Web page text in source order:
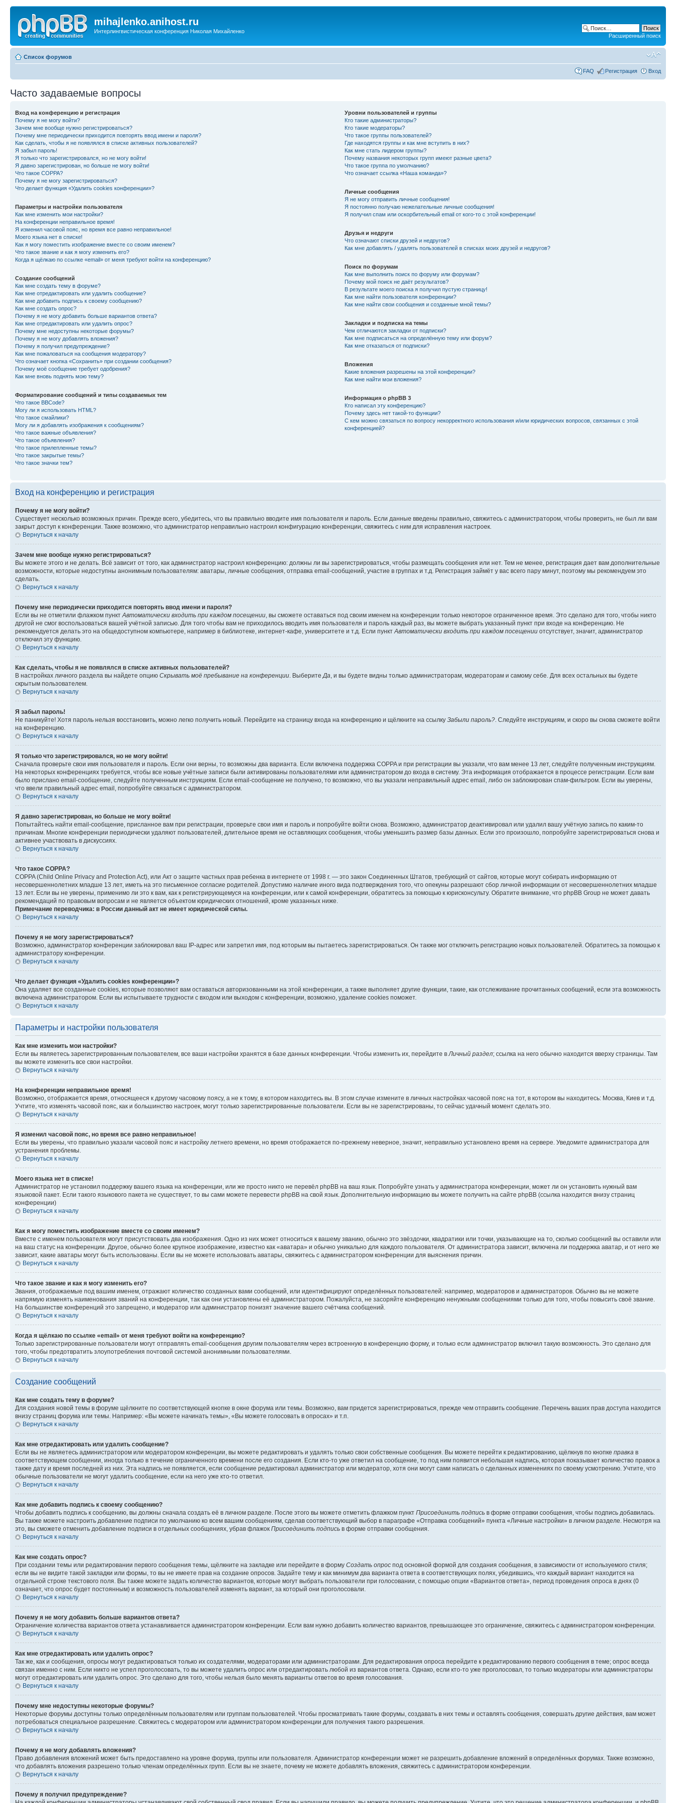
mihajlenko.anihost.ru
Интерлингвистическая конференция Николая Михайленко
Расширенный поиск
Список форумов
FAQ Регистрация Вход
Часто задаваемые вопросы
Вход на конференцию и регистрация
Почему я не могу войти?
Зачем мне вообще нужно регистрироваться?
Почему мне периодически приходится повторять ввод имени и пароля?
Как сделать, чтобы я не появлялся в списке активных пользователей?
Я забыл пароль!
Я только что зарегистрировался, но не могу войти!
Я давно зарегистрирован, но больше не могу войти!
Что такое COPPA?
Почему я не могу зарегистрироваться?
Что делает функция «Удалить cookies конференции»?
Параметры и настройки пользователя
Как мне изменить мои настройки?
На конференции неправильное время!
Я изменил часовой пояс, но время все равно неправильное!
Моего языка нет в списке!
Как я могу поместить изображение вместе со своим именем?
Что такое звание и как я могу изменить его?
Когда я щёлкаю по ссылке «email» от меня требуют войти на конференцию?
Создание сообщений
Как мне создать тему в форуме?
Как мне отредактировать или удалить сообщение?
Как мне добавить подпись к своему сообщению?
Как мне создать опрос?
Почему я не могу добавить больше вариантов ответа?
Как мне отредактировать или удалить опрос?
Почему мне недоступны некоторые форумы?
Почему я не могу добавлять вложения?
Почему я получил предупреждение?
Как мне пожаловаться на сообщения модератору?
Что означает кнопка «Сохранить» при создании сообщения?
Почему моё сообщение требует одобрения?
Как мне вновь поднять мою тему?
Форматирование сообщений и типы создаваемых тем
Что такое BBCode?
Могу ли я использовать HTML?
Что такое смайлики?
Могу ли я добавлять изображения к сообщениям?
Что такое важные объявления?
Что такое объявления?
Что такое прилепленные темы?
Что такое закрытые темы?
Что такое значки тем?
Уровни пользователей и группы
Кто такие администраторы?
Кто такие модераторы?
Что такое группы пользователей?
Где находятся группы и как мне вступить в них?
Как мне стать лидером группы?
Почему названия некоторых групп имеют разные цвета?
Что такое группа по умолчанию?
Что означает ссылка «Наша команда»?
Личные сообщения
Я не могу отправить личные сообщения!
Я постоянно получаю нежелательные личные сообщения!
Я получил спам или оскорбительный email от кого-то с этой конференции!
Друзья и недруги
Что означают списки друзей и недругов?
Как мне добавлять / удалять пользователей в списках моих друзей и недругов?
Поиск по форумам
Как мне выполнить поиск по форуму или форумам?
Почему мой поиск не даёт результатов?
В результате моего поиска я получил пустую страницу!
Как мне найти пользователя конференции?
Как мне найти свои сообщения и созданные мной темы?
Закладки и подписка на темы
Чем отличаются закладки от подписки?
Как мне подписаться на определённую тему или форум?
Как мне отказаться от подписки?
Вложения
Какие вложения разрешены на этой конференции?
Как мне найти мои вложения?
Информация о phpBB 3
Кто написал эту конференцию?
Почему здесь нет такой-то функции?
С кем можно связаться по вопросу некорректного использования и/или юридических вопросов, связанных с этой
конференцией?
Вход на конференцию и регистрация
Почему я не могу войти?
Существует несколько возможных причин. Прежде всего, убедитесь, что вы правильно вводите имя пользователя и пароль. Если данные введены правильно, свяжитесь с администратором, чтобы проверить, не был ли вам
закрыт доступ к конференции. Также возможно, что администратор неправильно настроил конфигурацию конференции, свяжитесь с ним для исправления настроек.
Вернуться к началу
Зачем мне вообще нужно регистрироваться?
Вы можете этого и не делать. Всё зависит от того, как администратор настроил конференцию: должны ли вы зарегистрироваться, чтобы размещать сообщения или нет. Тем не менее, регистрация дает вам дополнительные
возможности, которые недоступны анонимным пользователям: аватары, личные сообщения, отправка email-сообщений, участие в группах и т.д. Регистрация займёт у вас всего пару минут, поэтому мы рекомендуем это
сделать.
Вернуться к началу
Почему мне периодически приходится повторять ввод имени и пароля?
Если вы не отметили флажком пункт Автоматически входить при каждом посещении , вы сможете оставаться под своим именем на конференции только некоторое ограниченное время. Это сделано для того, чтобы никто
другой не смог воспользоваться вашей учётной записью. Для того чтобы вам не приходилось вводить имя пользователя и пароль каждый раз, вы можете выбрать указанный пункт при входе на конференцию. Не
рекомендуется делать это на общедоступном компьютере, например в библиотеке, интернет-кафе, университете и т.д. Если пункт Автоматически входить при каждом посещении отсутствует, значит, администратор
отключил эту функцию.
Вернуться к началу
Как сделать, чтобы я не появлялся в списке активных пользователей?
В настройках личного раздела вы найдете опцию Скрывать моё пребывание на конференции . Выберите Да , и вы будете видны только администраторам, модераторам и самому себе. Для всех остальных вы будете
скрытым пользователем.
Вернуться к началу
Я забыл пароль!
Не паникуйте! Хотя пароль нельзя восстановить, можно легко получить новый. Перейдите на страницу входа на конференцию и щёлкните на ссылку Забыли пароль? . Следуйте инструкциям, и скоро вы снова сможете войти
на конференцию.
Вернуться к началу
Я только что зарегистрировался, но не могу войти!
Сначала проверьте свои имя пользователя и пароль. Если они верны, то возможны два варианта. Если включена поддержка COPPA и при регистрации вы указали, что вам менее 13 лет, следуйте полученным инструкциям.
На некоторых конференциях требуется, чтобы все новые учётные записи были активированы пользователями или администратором до входа в систему. Эта информация отображается в процессе регистрации. Если вам
было прислано email-сообщение, следуйте полученным инструкциям. Если email-сообщение не получено, то возможно, что вы указали неправильный адрес email, либо он заблокирован спам-фильтром. Если вы уверены,
что ввели правильный адрес email, попробуйте связаться с администратором.
Вернуться к началу
Я давно зарегистрирован, но больше не могу войти!
Попытайтесь найти email-сообщение, присланное вам при регистрации, проверьте свои имя и пароль и попробуйте войти снова. Возможно, администратор деактивировал или удалил вашу учётную запись по каким-то
причинам. Многие конференции периодически удаляют пользователей, длительное время не оставляющих сообщения, чтобы уменьшить размер базы данных. Если это произошло, попробуйте зарегистрироваться снова и
активнее участвовать в дискуссиях.
Вернуться к началу
Что такое COPPA?
COPPA (Child Online Privacy and Protection Act), или Акт о защите частных прав ребенка в интернете от 1998 г. — это закон Соединенных Штатов, требующий от сайтов, которые могут собирать информацию от
несовершеннолетних младше 13 лет, иметь на это письменное согласие родителей. Допустимо наличие иного вида подтверждения того, что опекуны разрешают сбор личной информации от несовершеннолетних младше
13 лет. Если вы не уверены, применимо ли это к вам, как к регистрирующемуся на конференции, или к самой конференции, обратитесь за помощью к юрисконсульту. Обратите внимание, что phpBB Group не может давать
рекомендаций по правовым вопросам и не является объектом юридических отношений, кроме указанных ниже.
Примечание переводчика: в России данный акт не имеет юридической силы.
Вернуться к началу
Почему я не могу зарегистрироваться?
Возможно, администратор конференции заблокировал ваш IP-адрес или запретил имя, под которым вы пытаетесь зарегистрироваться. Он также мог отключить регистрацию новых пользователей. Обратитесь за помощью к
администратору конференции.
Вернуться к началу
Что делает функция «Удалить cookies конференции»?
Она удаляет все созданные cookies, которые позволяют вам оставаться авторизованными на этой конференции, а также выполняет другие функции, такие, как отслеживание прочитанных сообщений, если эта возможность
включена администратором. Если вы испытываете трудности с входом или выходом с конференции, возможно, удаление cookies поможет.
Вернуться к началу
Параметры и настройки пользователя
Как мне изменить мои настройки?
Если вы являетесь зарегистрированным пользователем, все ваши настройки хранятся в базе данных конференции. Чтобы изменить их, перейдите в Личный раздел; ссылка на него обычно находится вверху страницы. Там
вы можете изменить все свои настройки.
Вернуться к началу
На конференции неправильное время!
Возможно, отображается время, относящееся к другому часовому поясу, а не к тому, в котором находитесь вы. В этом случае измените в личных настройках часовой пояс на тот, в котором вы находитесь: Москва, Киев и т.д.
Учтите, что изменять часовой пояс, как и большинство настроек, могут только зарегистрированные пользователи. Если вы не зарегистрированы, то сейчас удачный момент сделать это.
Вернуться к началу
Я изменил часовой пояс, но время все равно неправильное!
Если вы уверены, что правильно указали часовой пояс и настройку летнего времени, но время отображается по-прежнему неверное, значит, неправильно установлено время на сервере. Уведомите администратора для
устранения проблемы.
Вернуться к началу
Моего языка нет в списке!
Администратор не установил поддержку вашего языка на конференции, или же просто никто не перевёл phpBB на ваш язык. Попробуйте узнать у администратора конференции, может ли он установить нужный вам
языковой пакет. Если такого языкового пакета не существует, то вы сами можете перевести phpBB на свой язык. Дополнительную информацию вы можете получить на сайте phpBB (ссылка находится внизу страниц
конференции)
Вернуться к началу
Как я могу поместить изображение вместе со своим именем?
Вместе с именем пользователя могут присутствовать два изображения. Одно из них может относиться к вашему званию, обычно это звёздочки, квадратики или точки, указывающие на то, сколько сообщений вы оставили или
на ваш статус на конференции. Другое, обычно более крупное изображение, известно как «аватара» и обычно уникально для каждого пользователя. От администратора зависит, включена ли поддержка аватар, и от него же
зависит, какие аватары могут быть использованы. Если вы не можете использовать аватары, свяжитесь с администратором конференции для выяснения причин.
Вернуться к началу
Что такое звание и как я могу изменить его?
Звания, отображаемые под вашим именем, отражают количество созданных вами сообщений, или идентифицируют определённых пользователей: например, модераторов и администраторов. Обычно вы не можете
напрямую изменять наименования званий на конференции, так как они установлены её администратором. Пожалуйста, не засоряйте конференцию ненужными сообщениями только для того, чтобы повысить своё звание.
На большинстве конференций это запрещено, и модератор или администратор понизят значение вашего счётчика сообщений.
Вернуться к началу
Когда я щёлкаю по ссылке «email» от меня требуют войти на конференцию?
Только зарегистрированные пользователи могут отправлять email-сообщения другим пользователям через встроенную в конференцию форму, и только если администратор включил такую возможность. Это сделано для
того, чтобы предотвратить злоупотребления почтовой системой анонимными пользователями.
Вернуться к началу
Создание сообщений
Как мне создать тему в форуме?
Для создания новой темы в форуме щёлкните по соответствующей кнопке в окне форума или темы. Возможно, вам придется зарегистрироваться, прежде чем отправить сообщение. Перечень ваших прав доступа находится
внизу страниц форума или темы. Например: «Вы можете начинать темы», «Вы можете голосовать в опросах» и т.п.
Вернуться к началу
Как мне отредактировать или удалить сообщение?
Если вы не являетесь администратором или модератором конференции, вы можете редактировать и удалять только свои собственные сообщения. Вы можете перейти к редактированию, щёлкнув по кнопке правка в
соответствующем сообщении, иногда только в течение ограниченного времени после его создания. Если кто-то уже ответил на сообщение, то под ним появится небольшая надпись, которая показывает количество правок а
также дату и время последней из них. Эта надпись не появляется, если сообщение редактировал администратор или модератор, хотя они могут сами написать о сделанных изменениях по своему усмотрению. Учтите, что
обычные пользователи не могут удалить сообщение, если на него уже кто-то ответил.
Вернуться к началу
Как мне добавить подпись к своему сообщению?
Чтобы добавить подпись к сообщению, вы должны сначала создать её в личном разделе. После этого вы можете отметить флажком пункт Присоединить подпись в форме отправки сообщения, чтобы подпись добавилась.
Вы также можете настроить добавление подписи по умолчанию ко всем вашим сообщениям, сделав соответствующий выбор в параграфе «Отправка сообщений» пункта «Личные настройки» в личном разделе. Несмотря на
это, вы сможете отменить добавление подписи в отдельных сообщениях, убрав флажок Присоединить подпись в форме отправки сообщения.
Вернуться к началу
Как мне создать опрос?
При создании темы или редактировании первого сообщения темы, щёлкните на закладке или перейдите в форму Создать опрос под основной формой для создания сообщения, в зависимости от используемого стиля;
если вы не видите такой закладки или формы, то вы не имеете прав на создание опросов. Задайте тему и как минимум два варианта ответа в соответствующих полях, убедившись, что каждый вариант находится на
отдельной строке текстового поля. Вы также можете задать количество вариантов, которые могут выбрать пользователи при голосовании, с помощью опции «Вариантов ответа», период проведения опроса в днях (0
означает, что опрос будет постоянным) и возможность пользователей изменять вариант, за который они проголосовали.
Вернуться к началу
Почему я не могу добавить больше вариантов ответа?
Ограничение количества вариантов ответа устанавливается администратором конференции. Если вам нужно добавить количество вариантов, превышающее это ограничение, свяжитесь с администратором конференции.
Вернуться к началу
Как мне отредактировать или удалить опрос?
Так же, как и сообщения, опросы могут редактироваться только их создателями, модераторами или администраторами. Для редактирования опроса перейдите к редактированию первого сообщения в теме; опрос всегда
связан именно с ним. Если никто не успел проголосовать, то вы можете удалить опрос или отредактировать любой из вариантов ответа. Однако, если кто-то уже проголосовал, то только модераторы или администраторы
могут отредактировать или удалить опрос. Это сделано для того, чтобы нельзя было менять варианты ответов во время голосования.
Вернуться к началу
Почему мне недоступны некоторые форумы?
Некоторые форумы доступны только определённым пользователям или группам пользователей. Чтобы просматривать такие форумы, создавать в них темы и оставлять сообщения, совершать другие действия, вам может
потребоваться специальное разрешение. Свяжитесь с модератором или администратором конференции для получения такого разрешения.
Вернуться к началу
Почему я не могу добавлять вложения?
Право добавления вложений может быть предоставлено на уровне форума, группы или пользователя. Администратор конференции может не разрешить добавление вложений в определённых форумах. Также возможно,
что добавлять вложения разрешено только членам определённых групп. Если вы не знаете, почему не можете добавлять вложения, свяжитесь с администратором конференции.
Вернуться к началу
Почему я получил предупреждение?